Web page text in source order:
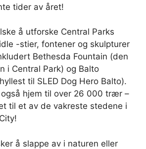
tider av året!
å utforske Central Parks
-stier, fontener og skulpturer
Bethesda Fountain (den
i Central Park) og Balto
til SLED Dog Hero Balto).
også hjem til over 26 000 trær –
til et av de vakreste stedene i
å slappe av i naturen eller